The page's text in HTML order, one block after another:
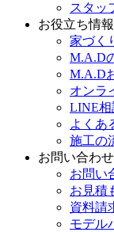
スタッ
お役立ち情報
家づく
M.A.D
M.A.D
オンラ
LINE相
よくあ
施工の
お問い合わせ
お問い
お見積
資料請
モデル